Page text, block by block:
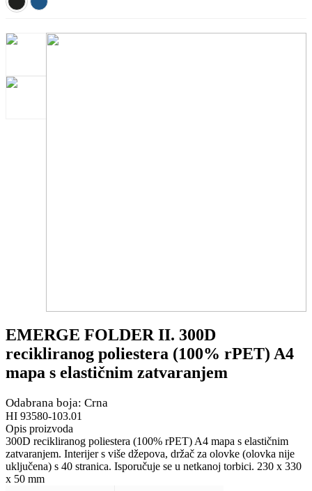
EMERGE FOLDER II. 300D
recikliranog poliestera (100% rPET) A4
mapa s elastičnim zatvaranjem
Odabrana boja: Crna
HI 93580-103.01
Opis proizvoda
300D recikliranog poliestera (100% rPET) A4 mapa s elastičnim
zatvaranjem. Interijer s više džepova, držač za olovke (olovka nije
uključena) s 40 stranica. Isporučuje se u netkanoj torbici. 230 x 330
x 50 mm